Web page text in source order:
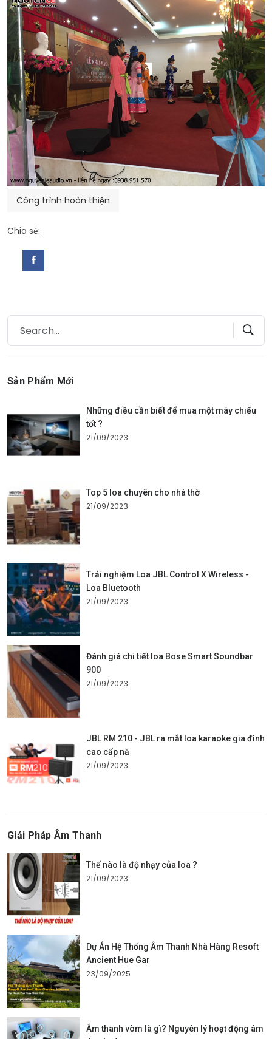
Công trình hoàn thiện
Chia sẻ:
Sản Phẩm Mới
Những điều cần biết để mua một máy chiếu
tốt ?
21/09/2023
Top 5 loa chuyên cho nhà thờ
21/09/2023
Trải nghiệm Loa JBL Control X Wireless -
Loa Bluetooth
21/09/2023
Đánh giá chi tiết loa Bose Smart Soundbar
900
21/09/2023
JBL RM 210 - JBL ra mắt loa karaoke gia đình
cao cấp nă
21/09/2023
Giải Pháp Âm Thanh
Thế nào là độ nhạy của loa ?
21/09/2023
Dự Án Hệ Thống Âm Thanh Nhà Hàng Resoft
Ancient Hue Gar
23/09/2025
Âm thanh vòm là gì? Nguyên lý hoạt động âm